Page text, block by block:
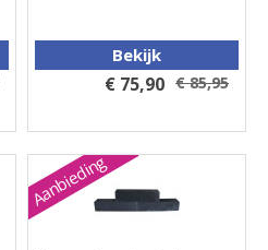
Bekijk
€ 75,90 € 85,95
Aanbieding